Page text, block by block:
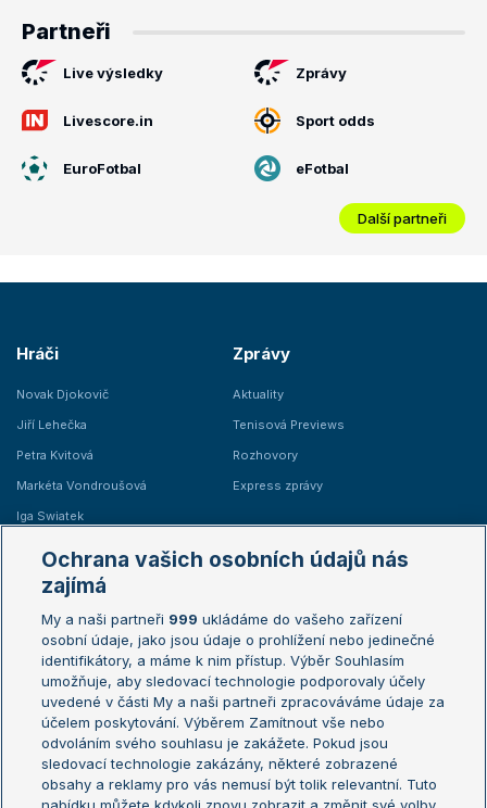
Partneři
Live výsledky Zprávy
Livescore.in Sport odds
EuroFotbal eFotbal
Další partneři
Hráči
Novak Djokovič
Jiří Lehečka
Petra Kvitová
Markéta Vondroušová
Iga Swiatek
Zprávy
Aktuality
Tenisová Previews
Rozhovory
Express zprávy
Žebříčky
Žebříček ATP (muži)
Žebříček WTA (ženy)
Sázkařský žebříček
Australian Open
French Open
Wimbledon
US Open
Turnaj mistrů
Turnaj mistryň
Ochrana vašich osobních údajů nás
zajímá
My a naši partneři 999 ukládáme do vašeho zařízení
osobní údaje, jako jsou údaje o prohlížení nebo jedinečné
identifikátory, a máme k nim přístup. Výběr Souhlasím
umožňuje, aby sledovací technologie podporovaly účely
uvedené v části My a naši partneři zpracováváme údaje za
účelem poskytování. Výběrem Zamítnout vše nebo
odvoláním svého souhlasu je zakážete. Pokud jsou
sledovací technologie zakázány, některé zobrazené
obsahy a reklamy pro vás nemusí být tolik relevantní. Tuto